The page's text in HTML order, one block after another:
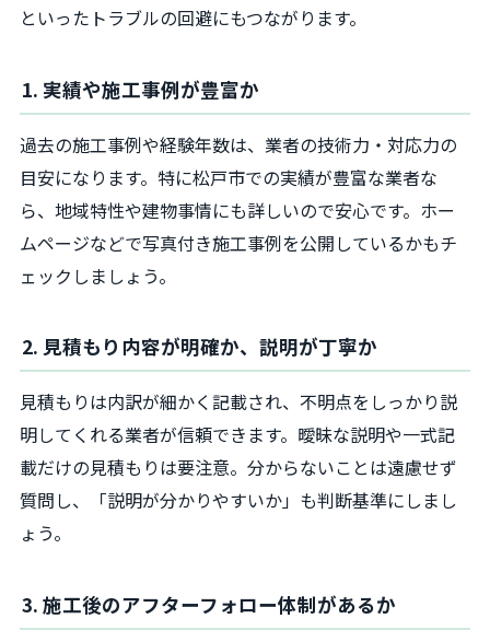
といったトラブルの回避にもつながります。
1. 実績や施工事例が豊富か
過去の施工事例や経験年数は、業者の技術力・対応力の
目安になります。特に松戸市での実績が豊富な業者な
ら、地域特性や建物事情にも詳しいので安心です。ホー
ムページなどで写真付き施工事例を公開しているかもチ
ェックしましょう。
2. 見積もり内容が明確か、説明が丁寧か
見積もりは内訳が細かく記載され、不明点をしっかり説
明してくれる業者が信頼できます。曖昧な説明や一式記
載だけの見積もりは要注意。分からないことは遠慮せず
質問し、「説明が分かりやすいか」も判断基準にしまし
ょう。
3. 施工後のアフターフォロー体制があるか